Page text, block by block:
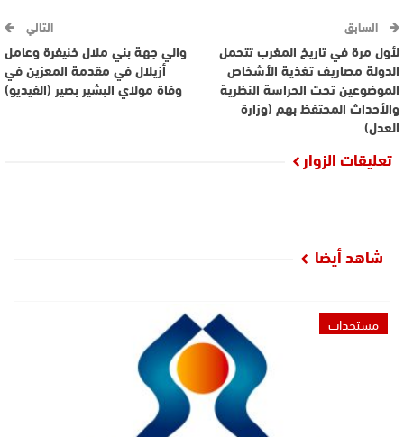
السابق
لأول مرة في تاريخ المغرب تتحمل
الدولة مصاريف تغذية الأشخاص
الموضوعين تحت الحراسة النظرية
والأحداث المحتفظ بهم (وزارة
العدل)
التالي
والي جهة بني ملال خنيفرة وعامل
أزيلال في مقدمة المعزين في
وفاة مولاي البشير بصير (الفيديو)
تعليقات الزوار
شاهد أيضا
مستجدات